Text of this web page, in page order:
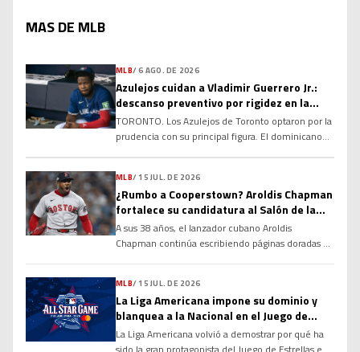
MAS DE MLB
MLB/6 AGO. DE 2026
Azulejos cuidan a Vladimir Guerrero Jr.:
descanso preventivo por rigidez en la
corva
TORONTO. Los Azulejos de Toronto optaron por la
prudencia con su principal figura. El dominicano
una rigidez en el tendón de la corva, una decisión
tomada con el objetivo de evitar que la molestia
se agrave y garantizar su […]
MLB/ 15 JUL. DE 2026
¿Rumbo a Cooperstown? Aroldis Chapman
fortalece su candidatura al Salón de la
Fama
A sus 38 años, el lanzador cubano Aroldis
Chapman continúa escribiendo páginas doradas en
méritos suficientes para ingresar al Salón de la
Fama de Cooperstown? Sus números, su
longevidad y el dominio que ha ejercido durante
más de […]
MLB/ 15 JUL. DE 2026
La Liga Americana impone su dominio y
blanquea a la Nacional en el Juego de
Estrellas 2026
La Liga Americana volvió a demostrar por qué ha